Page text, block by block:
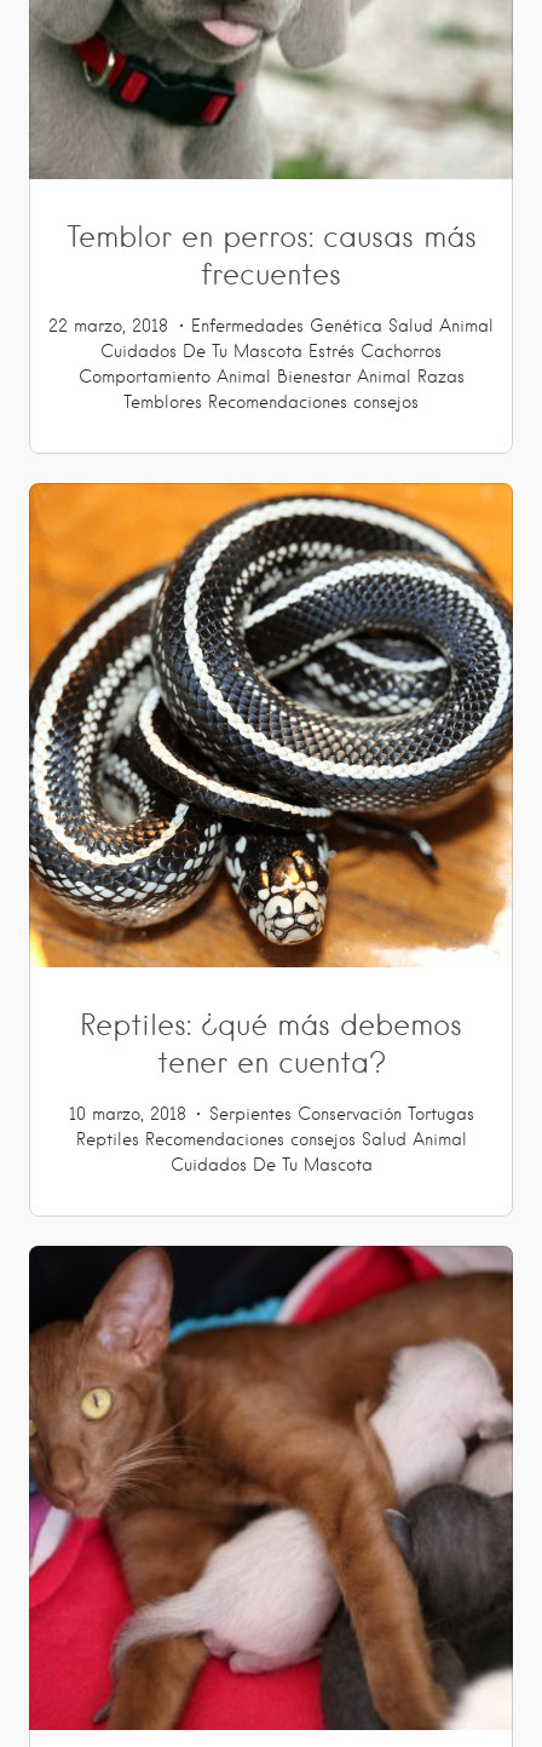
Temblor en perros: causas más
frecuentes
22 marzo, 2018 Enfermedades Genética Salud Animal
Cuidados De Tu Mascota Estrés Cachorros
Comportamiento Animal
Bienestar Animal
Razas
Temblores Recomendaciones consejos
Reptiles: ¿qué más debemos
tener en cuenta?
10 marzo, 2018 Serpientes Conservación Tortugas
Reptiles Recomendaciones consejos Salud Animal
Cuidados De Tu Mascota